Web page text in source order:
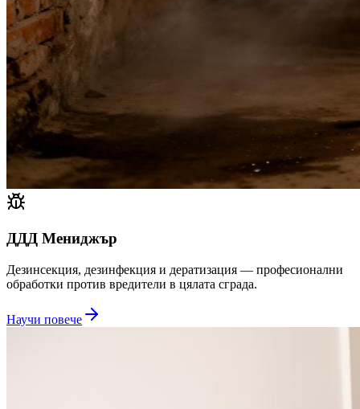
ДДД Мениджър
Дезинсекция, дезинфекция и дератизация — професионални
обработки против вредители в цялата сграда.
Научи повече